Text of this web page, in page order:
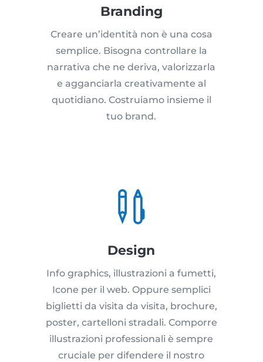
Branding
Creare un’identità non è una cosa
semplice. Bisogna controllare la
narrativa che ne deriva, valorizzarla
e agganciarla creativamente al
quotidiano. Costruiamo insieme il
tuo brand.

Design
Info graphics, illustrazioni a fumetti,
Icone per il web. Oppure semplici
biglietti da visita da visita, brochure,
poster, cartelloni stradali. Comporre
illustrazioni professionali è sempre
cruciale per difendere il nostro